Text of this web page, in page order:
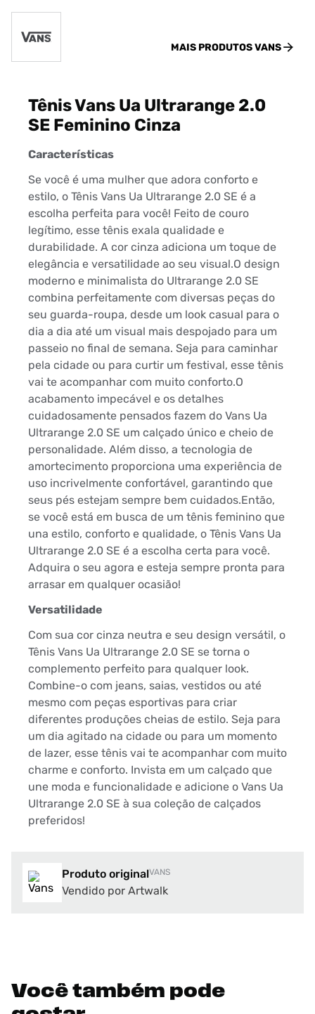
MAIS PRODUTOSVANS
Tênis Vans Ua Ultrarange 2.0
SE Feminino Cinza
Características
Se você é uma mulher que adora conforto e
estilo, o Tênis Vans Ua Ultrarange 2.0 SE é a
escolha perfeita para você! Feito de couro
legítimo, esse tênis exala qualidade e
durabilidade. A cor cinza adiciona um toque de
elegância e versatilidade ao seu visual.O design
moderno e minimalista do Ultrarange 2.0 SE
combina perfeitamente com diversas peças do
seu guarda-roupa, desde um look casual para o
dia a dia até um visual mais despojado para um
passeio no final de semana. Seja para caminhar
pela cidade ou para curtir um festival, esse tênis
vai te acompanhar com muito conforto.O
acabamento impecável e os detalhes
cuidadosamente pensados fazem do Vans Ua
Ultrarange 2.0 SE um calçado único e cheio de
personalidade. Além disso, a tecnologia de
amortecimento proporciona uma experiência de
uso incrivelmente confortável, garantindo que
seus pés estejam sempre bem cuidados.Então,
se você está em busca de um tênis feminino que
una estilo, conforto e qualidade, o Tênis Vans Ua
Ultrarange 2.0 SE é a escolha certa para você.
Adquira o seu agora e esteja sempre pronta para
arrasar em qualquer ocasião!
Versatilidade
Com sua cor cinza neutra e seu design versátil, o
Tênis Vans Ua Ultrarange 2.0 SE se torna o
complemento perfeito para qualquer look.
Combine-o com jeans, saias, vestidos ou até
mesmo com peças esportivas para criar
diferentes produções cheias de estilo. Seja para
um dia agitado na cidade ou para um momento
de lazer, esse tênis vai te acompanhar com muito
charme e conforto. Invista em um calçado que
une moda e funcionalidade e adicione o Vans Ua
Ultrarange 2.0 SE à sua coleção de calçados
preferidos!
Produto originalVANS
Vendido por Artwalk
Você também pode